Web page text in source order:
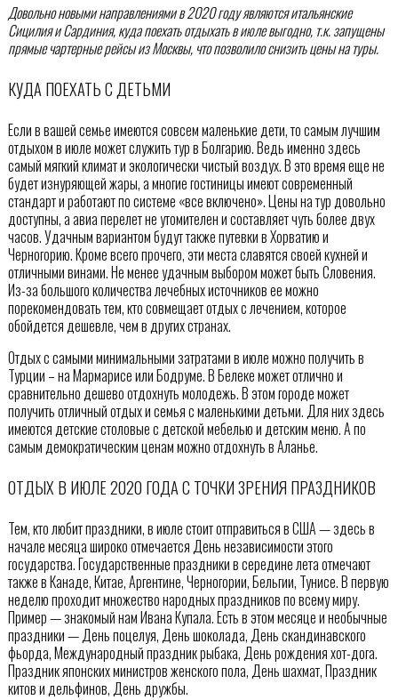
Довольно новыми направлениями в 2020 году являются итальянские
Сицилия и Сардиния, куда поехать отдыхать в июле выгодно, т.к. запущены
прямые чартерные рейсы из Москвы, что позволило снизить цены на туры.
КУДА ПОЕХАТЬ С ДЕТЬМИ
Если в вашей семье имеются совсем маленькие дети, то самым лучшим
отдыхом в июле может служить тур в Болгарию. Ведь именно здесь
самый мягкий климат и экологически чистый воздух. В это время еще не
будет изнуряющей жары, а многие гостиницы имеют современный
стандарт и работают по системе «все включено». Цены на тур довольно
доступны, а авиа перелет не утомителен и составляет чуть более двух
часов. Удачным вариантом будут также путевки в Хорватию и
Черногорию. Кроме всего прочего, эти места славятся своей кухней и
отличными винами. Не менее удачным выбором может быть Словения.
Из-за большого количества лечебных источников ее можно
порекомендовать тем, кто совмещает отдых с лечением, которое
обойдется дешевле, чем в других странах.
Отдых с самыми минимальными затратами в июле можно получить в
Турции – на Мармарисе или Бодруме. В Белеке может отлично и
сравнительно дешево отдохнуть молодежь. В этом городе может
получить отличный отдых и семья с маленькими детьми. Для них здесь
имеются детские столовые с детской мебелью и детским меню. А по
самым демократическим ценам можно отдохнуть в Аланье.
ОТДЫХ В ИЮЛЕ 2020 ГОДА С ТОЧКИ ЗРЕНИЯ ПРАЗДНИКОВ
Тем, кто любит праздники, в июле стоит отправиться в США — здесь в
начале месяца широко отмечается День независимости этого
государства. Государственные праздники в середине лета отмечают
также в Канаде, Китае, Аргентине, Черногории, Бельгии, Тунисе. В первую
неделю проходит множество народных праздников по всему миру.
Пример — знакомый нам Ивана Купала. Есть в этом месяце и необычные
праздники — День поцелуя, День шоколада, День скандинавского
фьорда, Международный праздник рыбака, День рождения хот-дога.
Праздник японских министров женского пола, День шахмат, Праздник
китов и дельфинов, День дружбы.